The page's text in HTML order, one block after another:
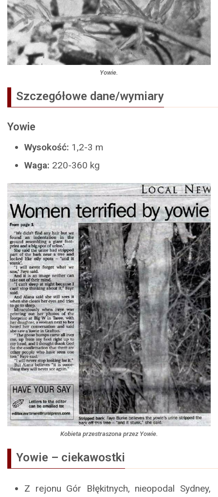
Yowie.
Szczegółowe dane/wymiary
Yowie
Wysokość: 1,2-3 m
Waga: 220-360 kg
Kobieta przestraszona przez Yowie.
Yowie – ciekawostki
Z rejonu Gór Błękitnych, nieopodal Sydney,